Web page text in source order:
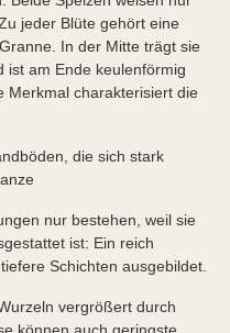
jeder Blüte gehört eine
In der Mitte trägt sie
ist am Ende keulenförmig
Merkmal charakterisiert die
die sich stark
nur bestehen, weil sie
ist: Ein reich
Schichten ausgebildet.
vergrößert durch